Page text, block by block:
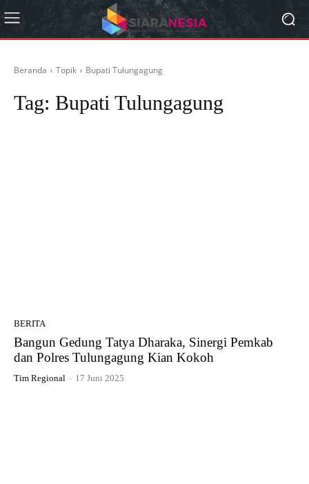
Beranda Topik Bupati Tulungagung
Tag: Bupati Tulungagung
BERITA
Bangun Gedung Tatya Dharaka, Sinergi Pemkab
dan Polres Tulungagung Kian Kokoh
Tim Regional - 17 Juni 2025